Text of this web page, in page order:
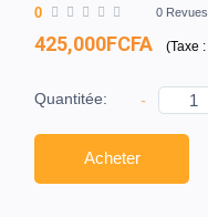
0 0 Revues
425,000FCFA (Taxe :
Quantitée: -
Acheter